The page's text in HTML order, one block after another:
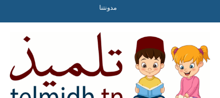
مدونتنا